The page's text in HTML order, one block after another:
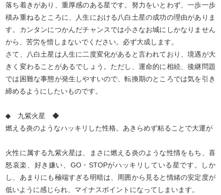
落ち着きがあり、重厚感のある星です。努力をいとわず、一歩一歩
積み重ねるところに、人生における八白土星の成功の理由がありま
す。カンタンにつかんだチャンスでは小さなお城にしかなりません
から、苦労を惜しまないでください。必ず大成します。
さて、八白土星は人生に二度変化があると言われており、境遇が大
きく変わることがあるでしょう。ただし、運命的に相続、後継問題
では困難な事態が発生しやすいので、転換期のところでは気を引き
締めるようにしたいものです。
◆ 九紫火星 ◆
燃える炎のようなハッキリした性格。あきらめず粘ることで大運が
火性に属する九紫火星は、まさに燃える炎のような性情をもち、喜
怒哀楽、好き嫌い、GO・STOPがハッキリしている星です。しか
し、あまりにも極端すぎる明暗は、周囲から見ると情緒の安定度が
低いように感じられ、マイナスポイントになってしまいます。